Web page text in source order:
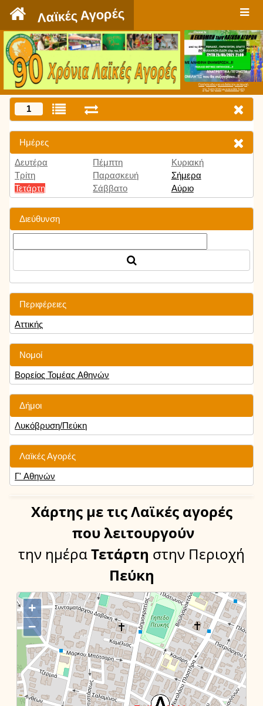
Λαϊκές Αγορές
Πατήστε εδώ για να δείτε την εκπομπή
την Τρίτη 9:00 μμ και κάθε Τρίτη
1
Ημέρες
Δευτέρα
Τρίτη
Τετάρτη
Πέμπτη
Παρασκευή
Σάββατο
Κυριακή
Σήμερα
Αύριο
Διεύθυνση
Περιφέρειες
Αττικής
Νομοί
Βορείος Τομέας Αθηνών
Δήμοι
Λυκόβρυση/Πεύκη
Λαϊκές Αγορές
Γ' Αθηνών
Χάρτης με τις Λαϊκές αγορές
που λειτουργούν
την ημέραΤετάρτη στην Περιοχή
Πεύκη
+
−